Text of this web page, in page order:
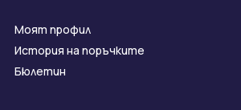
Моят профил
История на поръчките
Бюлетин